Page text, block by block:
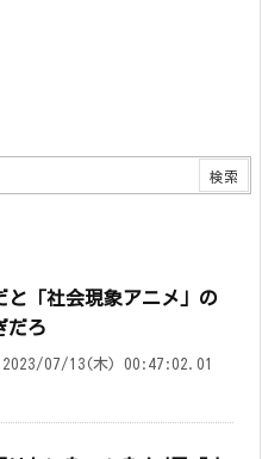
と「社会現象アニメ」の
だろ
07/13(木) 00:47:02.01